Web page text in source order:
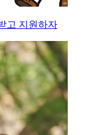
고 지원하자